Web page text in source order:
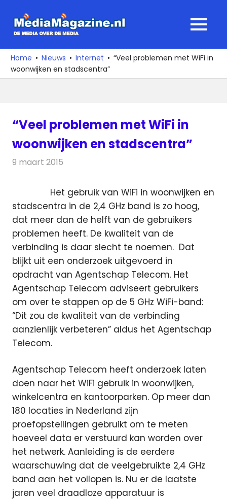
naar
media
over
de
MENU
Home Nieuws Internet
“Veel problemen met WiFi in
woonwijken en stadscentra”
“Veel problemen met WiFi in
woonwijken en stadscentra”
9 maart 2015
Het gebruik van WiFi in woonwijken en
stadscentra in de 2,4 GHz band is zo hoog,
dat meer dan de helft van de gebruikers
problemen heeft. De kwaliteit van de
verbinding is daar slecht te noemen. Dat
blijkt uit een onderzoek uitgevoerd in
opdracht van Agentschap Telecom. Het
Agentschap Telecom adviseert gebruikers
om over te stappen op de 5 GHz WiFi-band:
“Dit zou de kwaliteit van de verbinding
aanzienlijk verbeteren” aldus het Agentschap
Telecom.
Agentschap Telecom heeft onderzoek laten
doen naar het WiFi gebruik in woonwijken,
winkelcentra en kantoorparken. Op meer dan
180 locaties in Nederland zijn
proefopstellingen gebruikt om te meten
hoeveel data er verstuurd kan worden over
het netwerk. Aanleiding is de eerdere
waarschuwing dat de veelgebruikte 2,4 GHz
band aan het vollopen is. Nu er de laatste
jaren veel draadloze apparatuur is